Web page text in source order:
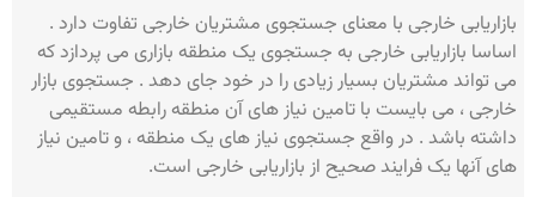
بازاریابی خارجی با معنای جستجوی مشتریان خارجی تفاوت دارد .
اساسا بازاریابی خارجی به جستجوی یک منطقه بازاری می پردازد که
می تواند مشتریان بسیار زیادی را در خود جای دهد . جستجوی بازار
خارجی ، می بایست با تامین نیاز های آن منطقه رابطه مستقیمی
داشته باشد . در واقع جستجوی نیاز های یک منطقه ، و تامین نیاز
های آنها یک فرایند صحیح از بازاریابی خارجی است.